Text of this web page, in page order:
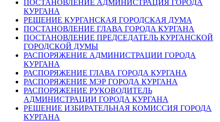
ПОСТАНОВЛЕНИЕ АДМИНИСТРАЦИЯ ГОРОДА
КУРГАНА
РЕШЕНИЕ КУРГАНСКАЯ ГОРОДСКАЯ ДУМА
ПОСТАНОВЛЕНИЕ ГЛАВА ГОРОДА КУРГАНА
ПОСТАНОВЛЕНИЕ ПРЕДСЕДАТЕЛЬ КУРГАНСКОЙ
ГОРОДСКОЙ ДУМЫ
РАСПОРЯЖЕНИЕ АДМИНИСТРАЦИИ ГОРОДА
КУРГАНА
РАСПОРЯЖЕНИЕ ГЛАВА ГОРОДА КУРГАНА
РАСПОРЯЖЕНИЕ МЭР ГОРОДА КУРГАНА
РАСПОРЯЖЕНИЕ РУКОВОДИТЕЛЬ
АДМИНИСТРАЦИИ ГОРОДА КУРГАНА
РЕШЕНИЕ ИЗБИРАТЕЛЬНАЯ КОМИССИЯ ГОРОДА
КУРГАНА